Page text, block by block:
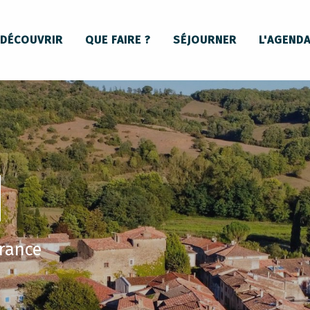
DÉCOUVRIR QUE FAIRE ? SÉJOURNER L'AGENDA